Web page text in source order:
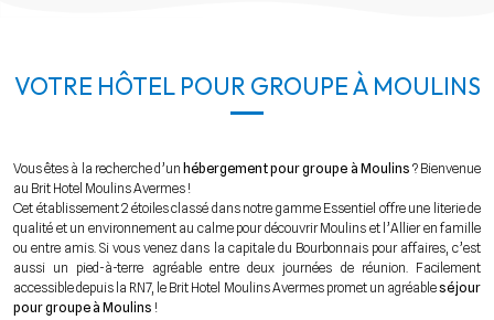
VOTRE HÔTEL POUR GROUPE À MOULINS
Vous êtes à la recherche d’un hébergement pour groupe à Moulins ? Bienvenue
au Brit Hotel Moulins Avermes !
Cet établissement 2 étoiles classé dans notre gamme Essentiel offre une literie de
qualité et un environnement au calme pour découvrir Moulins et l’Allier en famille
ou entre amis. Si vous venez dans la capitale du Bourbonnais pour affaires, c’est
aussi un pied-à-terre agréable entre deux journées de réunion. Facilement
accessible depuis la RN7, le Brit Hotel Moulins Avermes promet un agréableséjour
pour groupe à Moulins !